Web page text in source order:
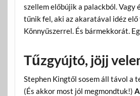
szellem előbújik a palackból. Vagy
tűnik fel, aki az akaratával idéz elő
Könnyűszerrel. És bármekkorát.
Tűzgyújtó, jöjj
Stephen Kingtől sosem áll távol a
(És akkor most jól megmondtuk!) A